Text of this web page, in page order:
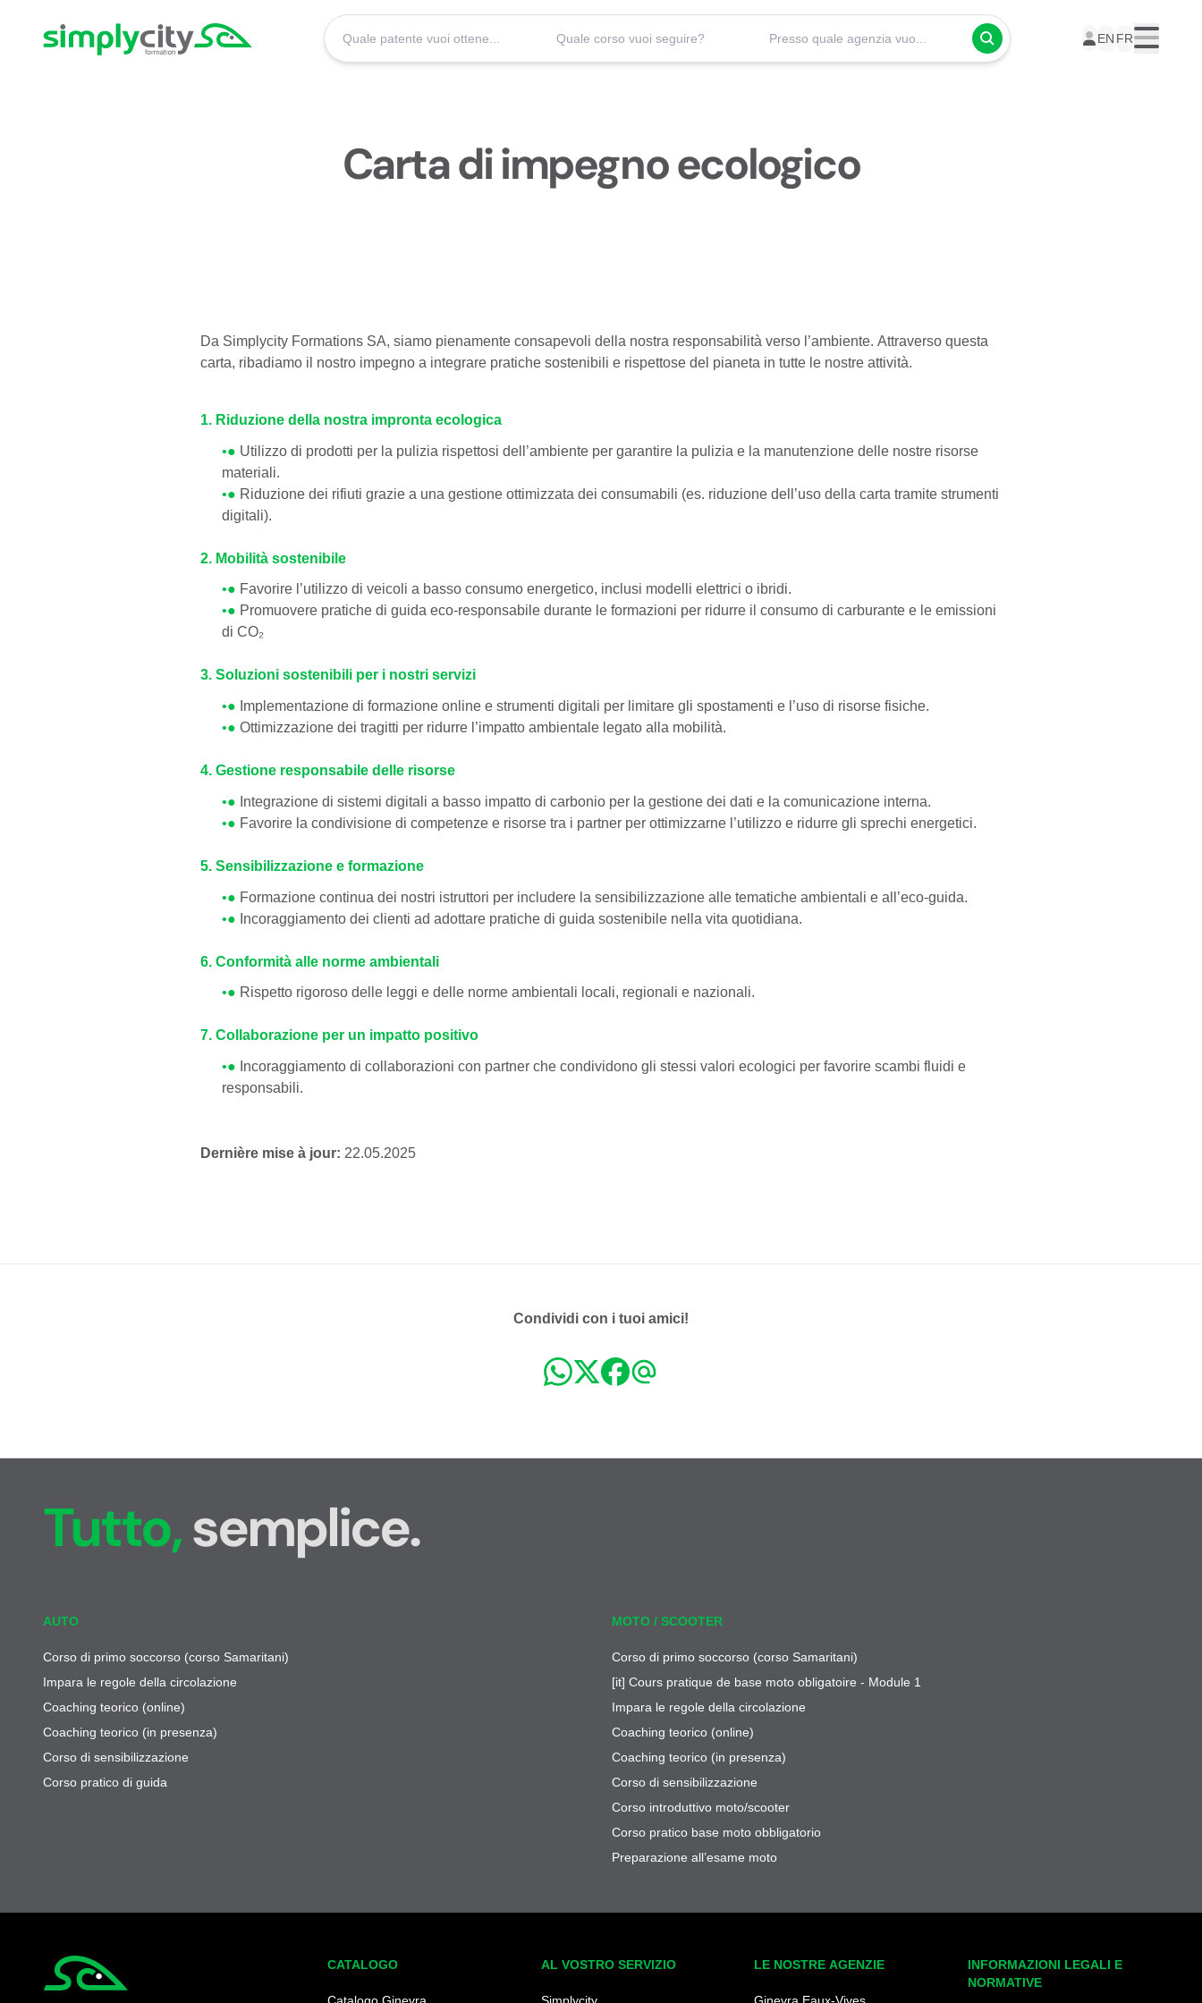
Simplycity Quale patente vuoi ottenere? Quale corso vuoi seguire? Presso quale agenzia vuoi seguire i tuoi corsi? EN FR
Carta di impegno ecologico
Da Simplycity Formations SA, siamo pienamente consapevoli della nostra responsabilità verso l’ambiente. Attraverso questa
carta, ribadiamo il nostro impegno a integrare pratiche sostenibili e rispettose del pianeta in tutte le nostre attività.
1. Riduzione della nostra impronta ecologica
•● Utilizzo di prodotti per la pulizia rispettosi dell’ambiente per garantire la pulizia e la manutenzione delle nostre risorse
materiali.
•● Riduzione dei rifiuti grazie a una gestione ottimizzata dei consumabili (es. riduzione dell’uso della carta tramite strumenti
digitali).
2. Mobilità sostenibile
•● Favorire l’utilizzo di veicoli a basso consumo energetico, inclusi modelli elettrici o ibridi.
•● Promuovere pratiche di guida eco-responsabile durante le formazioni per ridurre il consumo di carburante e le emissioni
di CO₂
3. Soluzioni sostenibili per i nostri servizi
•● Implementazione di formazione online e strumenti digitali per limitare gli spostamenti e l’uso di risorse fisiche.
•● Ottimizzazione dei tragitti per ridurre l’impatto ambientale legato alla mobilità.
4. Gestione responsabile delle risorse
•● Integrazione di sistemi digitali a basso impatto di carbonio per la gestione dei dati e la comunicazione interna.
•● Favorire la condivisione di competenze e risorse tra i partner per ottimizzarne l’utilizzo e ridurre gli sprechi energetici.
5. Sensibilizzazione e formazione
•● Formazione continua dei nostri istruttori per includere la sensibilizzazione alle tematiche ambientali e all’eco-guida.
•● Incoraggiamento dei clienti ad adottare pratiche di guida sostenibile nella vita quotidiana.
6. Conformità alle norme ambientali
•● Rispetto rigoroso delle leggi e delle norme ambientali locali, regionali e nazionali.
7. Collaborazione per un impatto positivo
•● Incoraggiamento di collaborazioni con partner che condividono gli stessi valori ecologici per favorire scambi fluidi e
responsabili.
Dernière mise à jour: 22.05.2025
Condividi con i tuoi amici!
Tutto,semplice.
AUTO
Corso di primo soccorso (corso Samaritani)
Impara le regole della circolazione
Coaching teorico (online)
Coaching teorico (in presenza)
Corso di sensibilizzazione
Corso pratico di guida
MOTO / SCOOTER
Corso di primo soccorso (corso Samaritani)
[it] Cours pratique de base moto obligatoire - Module 1
Impara le regole della circolazione
Coaching teorico (online)
Coaching teorico (in presenza)
Corso di sensibilizzazione
Corso introduttivo moto/scooter
Corso pratico base moto obbligatorio
Preparazione all’esame moto
CATALOGO AL VOSTRO SERVIZIO LE NOSTRE AGENZIE
INFORMAZIONI LEGALI E
NORMATIVE